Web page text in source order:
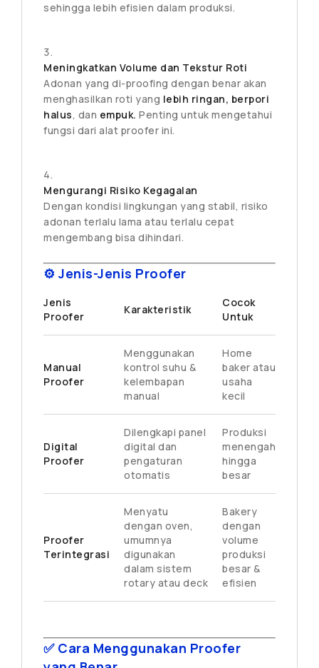
sehingga lebih efisien dalam produksi.
Meningkatkan Volume dan Tekstur Roti
Adonan yang di-proofing dengan benar akan
menghasilkan roti yang lebih ringan, berpori
halus, dan empuk. Penting untuk mengetahui
fungsi dari alat proofer ini.
Mengurangi Risiko Kegagalan
Dengan kondisi lingkungan yang stabil, risiko
adonan terlalu lama atau terlalu cepat
mengembang bisa dihindari.
⚙️ Jenis-Jenis Proofer
Jenis
Proofer
Karakteristik
Cocok
Untuk
Manual
Proofer
Menggunakan
kontrol suhu &
kelembapan
manual
Home
baker atau
usaha
kecil
Digital
Proofer
Dilengkapi panel
digital dan
pengaturan
otomatis
Produksi
menengah
hingga
besar
Proofer
Terintegrasi
Menyatu
dengan oven,
umumnya
digunakan
dalam sistem
rotary atau deck
Bakery
dengan
volume
produksi
besar &
efisien
✅ Cara Menggunakan Proofer